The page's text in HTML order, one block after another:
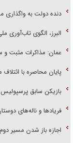
دنده دولت به واگذاری
البرز، الگوی تاب‌آوری
عمان: مذاکرات مثبت و
پایان محاصره با
بازیکن سابق
فریاد‌ها و ناله‌های
اجازه باز شدن مسیر